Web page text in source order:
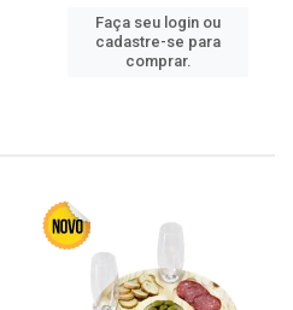
Faça seu login ou
cadastre-se para
comprar.